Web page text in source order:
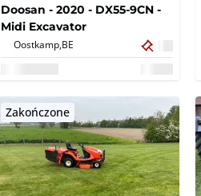
Doosan - 2020 - DX55-9CN -
Midi Excavator
Oostkamp, BE
Zakończone